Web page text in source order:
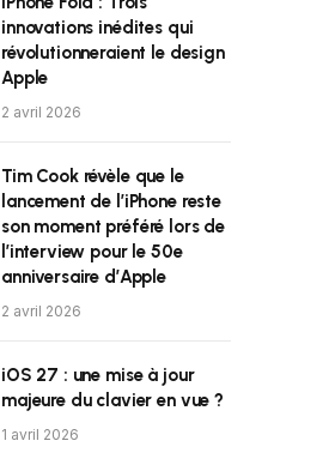
innovations inédites qui
révolutionneraient le design
Apple
2 avril 2026
Tim Cook révèle que le
lancement de l’iPhone reste
son moment préféré lors de
l’interview pour le 50e
anniversaire d’Apple
2 avril 2026
iOS 27 : une mise à jour
majeure du clavier en vue ?
1 avril 2026